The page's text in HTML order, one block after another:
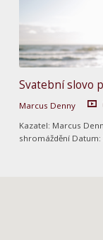
Svatební slovo
Marcus Denny
Kazatel: Marcus
shromáždění Datum: